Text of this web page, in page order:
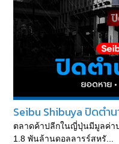
Seibu Shibuya ปิดตำ
ตลาดค้าปลีกในญี่ปุ่นมีมูลค่า
1.8 พันล้านดอลลารร์สหรั...